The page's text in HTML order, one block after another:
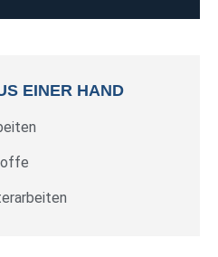
EINER HAND